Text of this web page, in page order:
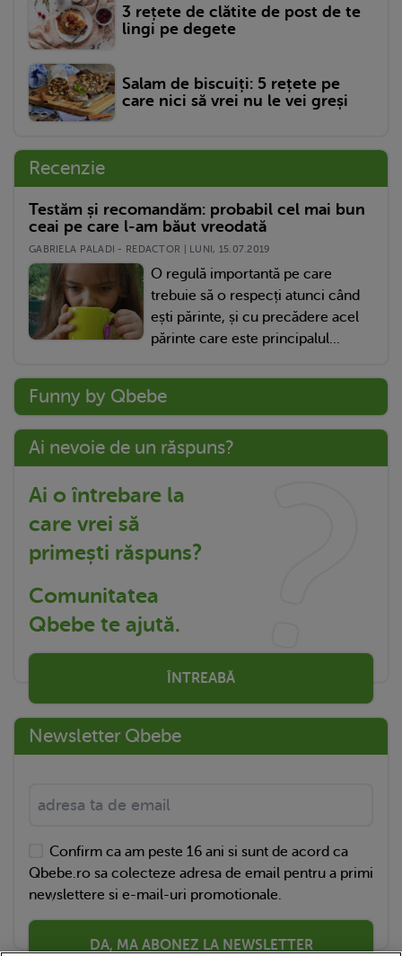
3 rețete de clătite de post de te
lingi pe degete
Salam de biscuiți: 5 rețete pe
care nici să vrei nu le vei greși
Recenzie
Testăm și recomandăm: probabil cel mai bun
ceai pe care l-am băut vreodată
GABRIELA PALADI - REDACTOR | LUNI, 15.07.2019
O regulă importantă pe care
trebuie să o respecți atunci când
ești părinte, și cu precădere acel
părinte care este principalul...
Funny by Qbebe
Ai nevoie de un răspuns?
Ai o întrebare la
care vrei să
primești răspuns?
Comunitatea
Qbebe te ajută.
ÎNTREABĂ
Newsletter Qbebe
Confirm ca am peste 16 ani si sunt de acord ca
Qbebe.ro sa colecteze adresa de email pentru a primi
newslettere si e-mail-uri promotionale.
DA, MA ABONEZ LA NEWSLETTER